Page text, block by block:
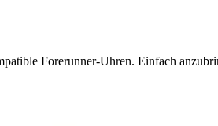
Forerunner-Uhren. Einfach